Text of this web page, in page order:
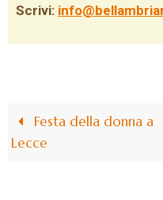
Scrivi:
Festa della donna a
Lecce